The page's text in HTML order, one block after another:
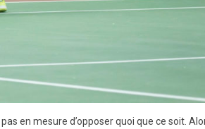
en mesure d’opposer quoi que ce soit.